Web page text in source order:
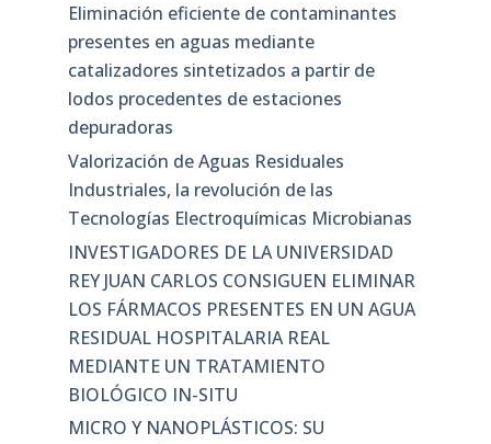
Eliminación eficiente de contaminantes
presentes en aguas mediante
catalizadores sintetizados a partir de
lodos procedentes de estaciones
depuradoras
Valorización de Aguas Residuales
Industriales, la revolución de las
Tecnologías Electroquímicas Microbianas
INVESTIGADORES DE LA UNIVERSIDAD
REY JUAN CARLOS CONSIGUEN ELIMINAR
LOS FÁRMACOS PRESENTES EN UN AGUA
RESIDUAL HOSPITALARIA REAL
MEDIANTE UN TRATAMIENTO
BIOLÓGICO IN-SITU
MICRO Y NANOPLÁSTICOS: SU